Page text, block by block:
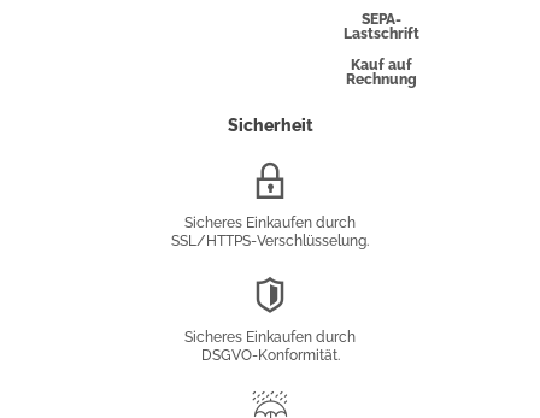
SEPA-
Lastschrift
Kauf auf
Rechnung
Sicherheit
Sicheres Einkaufen durch
SSL/HTTPS-Verschlüsselung.
Sicheres Einkaufen durch
DSGVO-Konformität.